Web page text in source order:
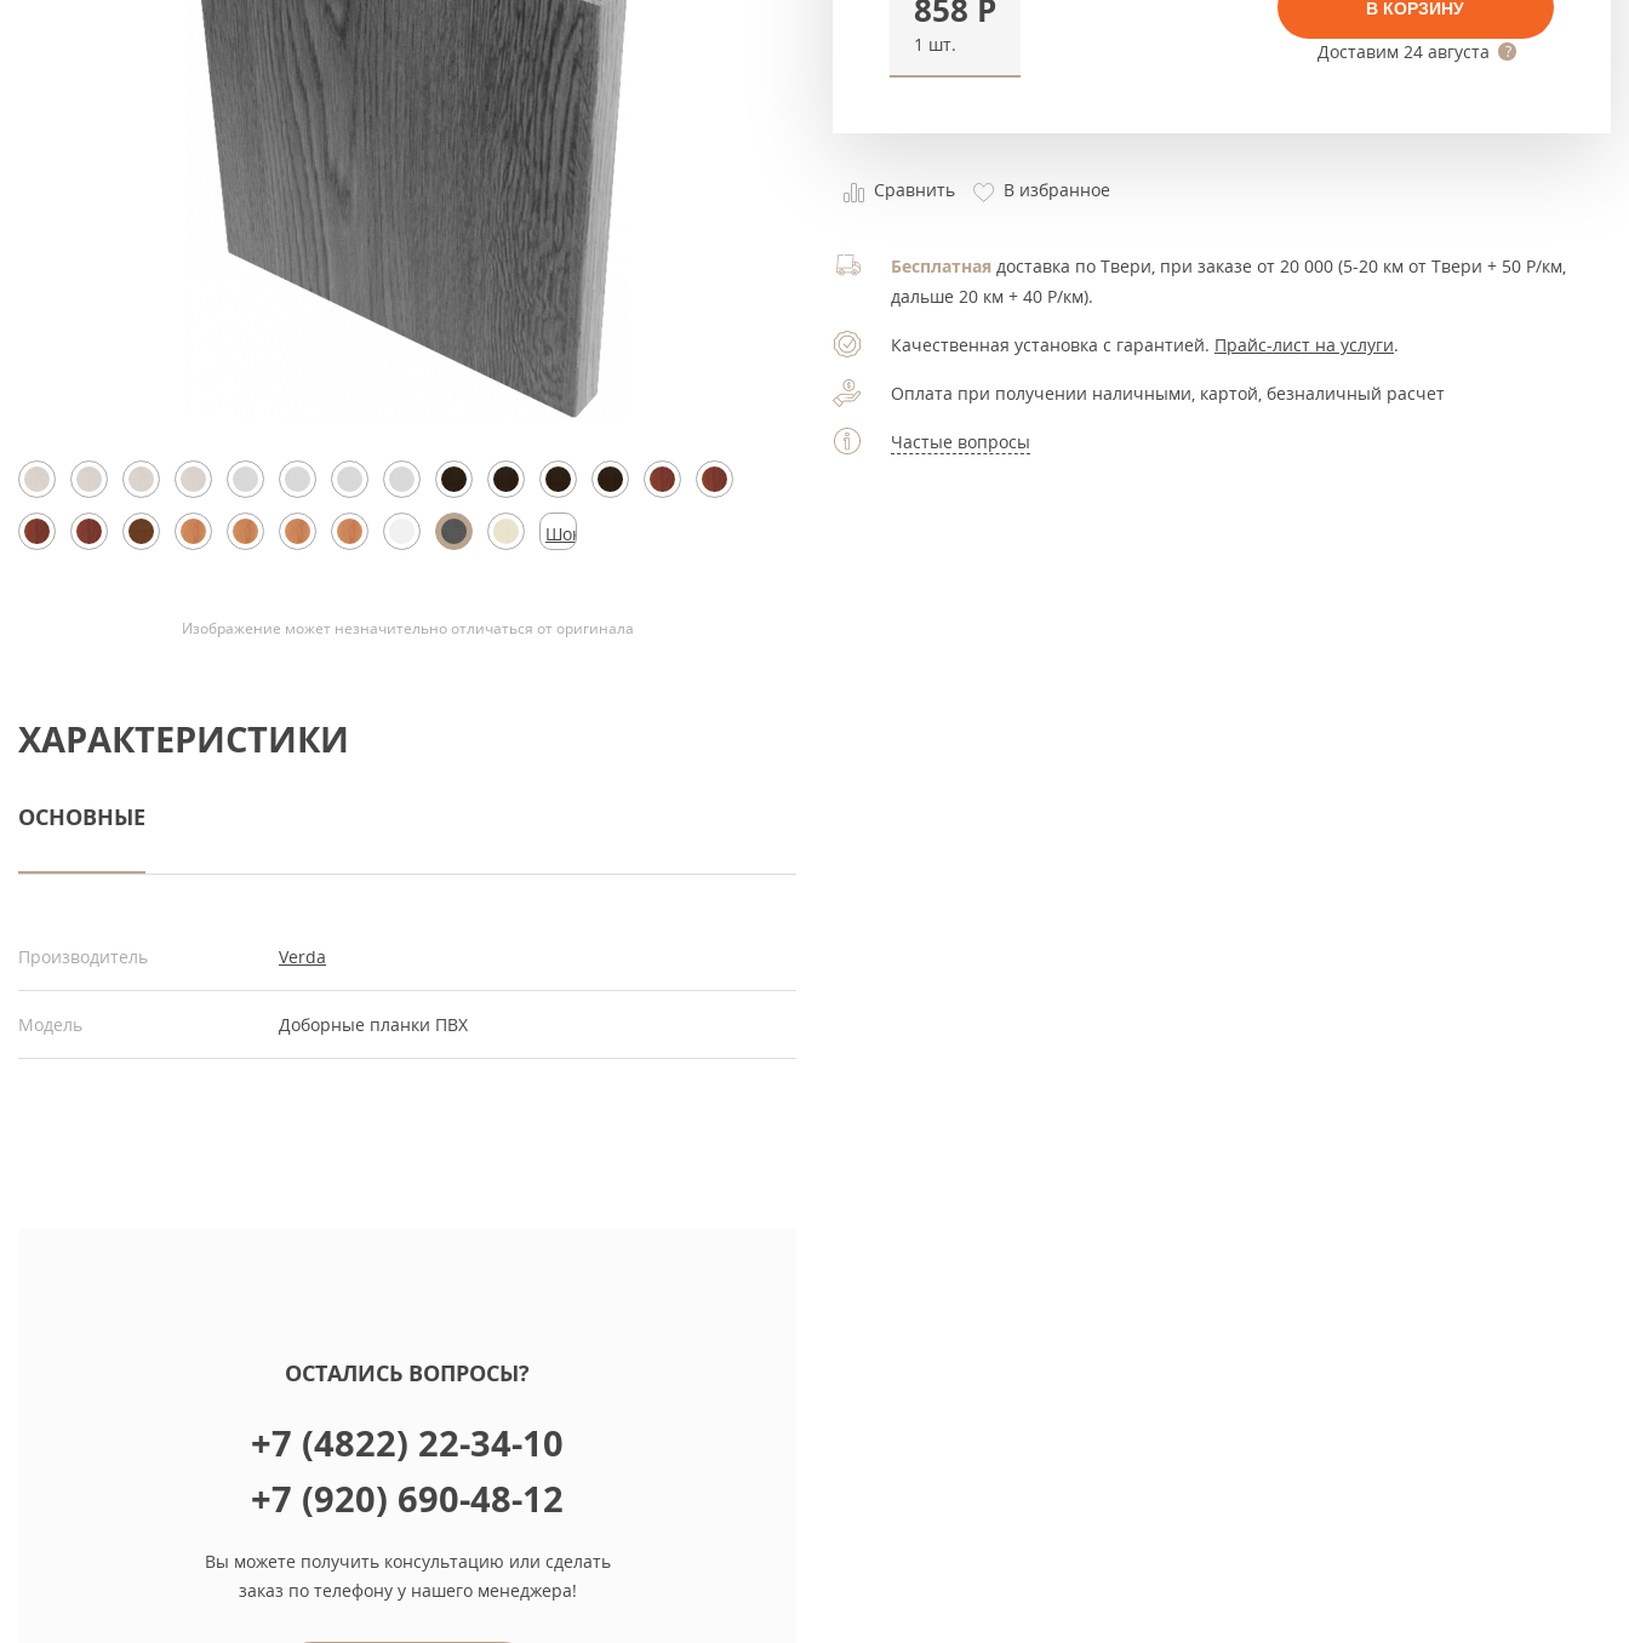
Шоколад
Изображение может незначительно отличаться от оригинала
ХАРАКТЕРИСТИКИ
ОСНОВНЫЕ
Производитель Verda
Модель Доборные планки ПВХ
ОСТАЛИСЬ ВОПРОСЫ?
+7 (4822) 22-34-10
+7 (920) 690-48-12
Вы можете получить консультацию или сделать
заказ по телефону у нашего менеджера!
858 Р
1 шт.
В КОРЗИНУ
Доставим24 августа
Сравнить В избранное
Бесплатная доставка по Твери, при заказе от 20 000 (5-20 км от Твери + 50 Р/км,
дальше 20 км + 40 Р/км).
Качественная установка с гарантией. Прайс-лист на услуги.
Оплата при получении наличными, картой, безналичный расчет
Частые вопросы